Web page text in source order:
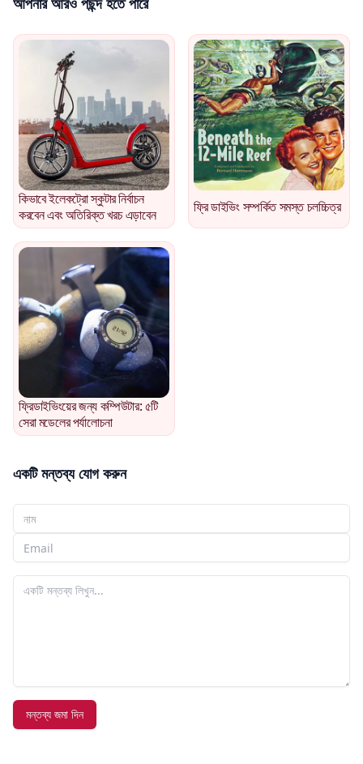
কিভাবে ইলেকট্রো স্কুটার নির্বাচন
করবেন এবং অতিরিক্ত খরচ এড়াবেন
ফ্রি ডাইভিং সম্পর্কিত সমস্ত চলচ্চিত্র
ফ্রিডাইভিংয়ের জন্য কম্পিউটার: ৫টি
সেরা মডেলের পর্যালোচনা
একটি মন্তব্য যোগ করুন
আপনার নাম
আপনার ইমেইল
আপনার মন্তব্য
মন্তব্য জমা দিন